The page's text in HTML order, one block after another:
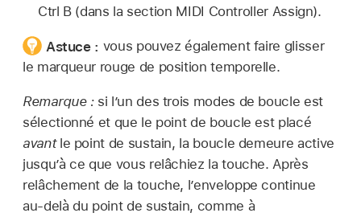
Ctrl B (dans la section MIDI Controller Assign).
Astuce : vous pouvez également faire glisser
le marqueur rouge de position temporelle.
Remarque : si l’un des trois modes de boucle est
sélectionné et que le point de boucle est placé
avantle point de sustain, la boucle demeure active
jusqu’à ce que vous relâchiez la touche. Après
relâchement de la touche, l’enveloppe continue
au-delà du point de sustain, comme à